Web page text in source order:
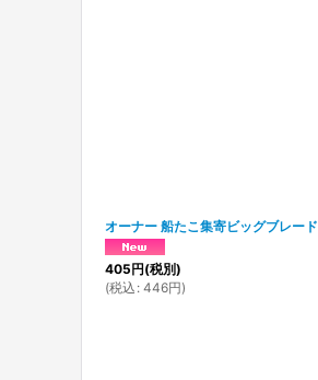
オーナー 船たこ集寄ビッグブレード
405円(税別)
(税込 : 446円)